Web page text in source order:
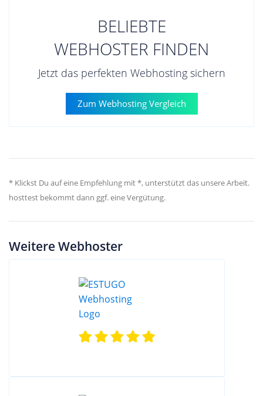
BELIEBTE
WEBHOSTER FINDEN
Jetzt das perfekten Webhosting sichern
Zum Webhosting Vergleich
* Klickst Du auf eine Empfehlung mit *, unterstützt das unsere Arbeit.
hosttest bekommt dann ggf. eine Vergütung.
Weitere Webhoster